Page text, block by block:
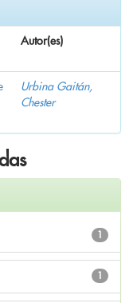
Autor(es)
Urbina Gaitán,
Chester
1
1